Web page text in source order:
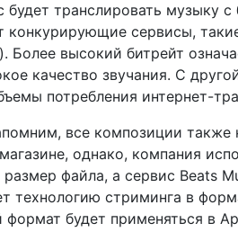
будет транслировать музыку
конкурирующие сервисы,
Более высокий битрейт
качество звучания. С
потребления интернет-
все композиции
однако, компания
файла, а сервис Beats
технологию стриминга в
формат будет применяться в